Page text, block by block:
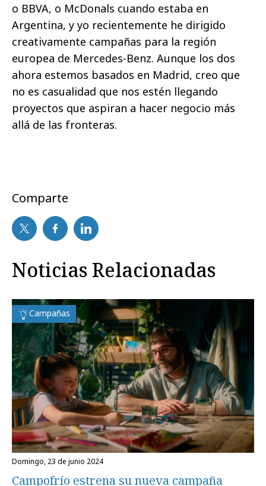
o BBVA, o McDonals cuando estaba en
Argentina, y yo recientemente he dirigido
creativamente campañas para la región
europea de Mercedes-Benz. Aunque los dos
ahora estemos basados en Madrid, creo que
no es casualidad que nos estén llegando
proyectos que aspiran a hacer negocio más
allá de las fronteras.
Comparte
Noticias Relacionadas
Campañas
domingo, 23 de junio 2024
Campofrío estrena su nueva campaña